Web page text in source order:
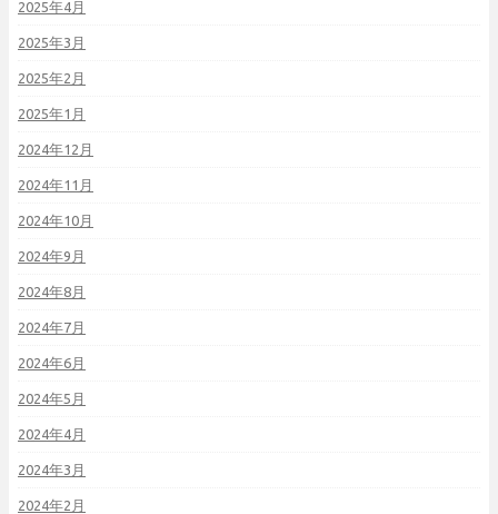
2025年4月
2025年3月
2025年2月
2025年1月
2024年12月
2024年11月
2024年10月
2024年9月
2024年8月
2024年7月
2024年6月
2024年5月
2024年4月
2024年3月
2024年2月